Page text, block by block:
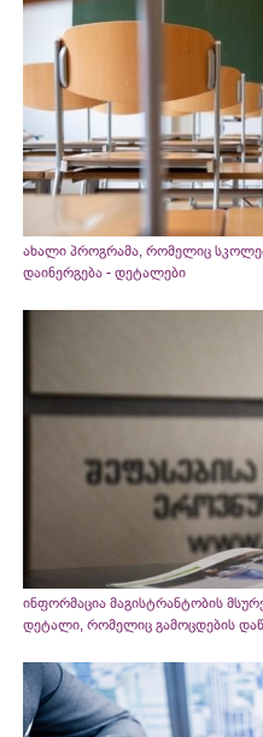
ახალი პროგრამა, რომელიც
დაინერგება - დეტალები
ინფორმაცია მაგისტრანტობის
დეტალი, რომელიც გამოცდების